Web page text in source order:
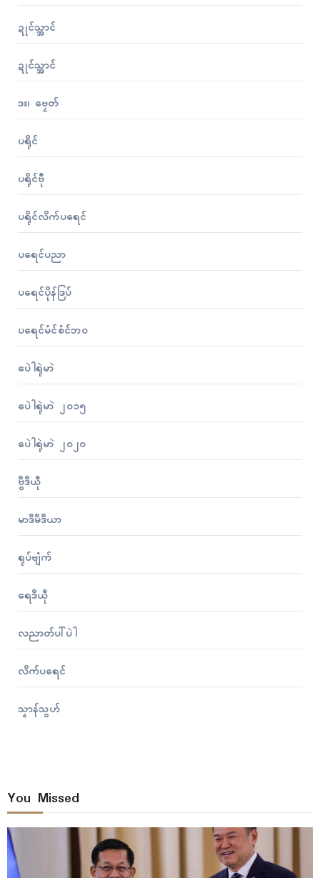
ဍုၚ်သ္အာၚ်
ဍုၚ်သ္အာၚ်
ဒး၊ ဗၠေတ်
ပရိုၚ်
ပရိုၚ်ဗီု
ပရိုၚ်လိက်ပရေၚ်
ပရေၚ်ပညာ
ပရေၚ်ပိုန်ဒြပ်
ပရေၚ်မံၚ်စံၚ်ဘဝ
ပေဲါရုဲမာဲ
ပေဲါရုဲမာဲ ၂၀၁၅
ပေဲါရုဲမာဲ ၂၀၂၀
ဗွဳဒဳယဵု
မာဒဳမဳဒဳယာ
ရုပ်ဗျံက်
ရေဒဳယဵု
လညာတ်ပါ်ပဲါ
လိက်ပရေၚ်
သၟာန်သွဟ်
You Missed